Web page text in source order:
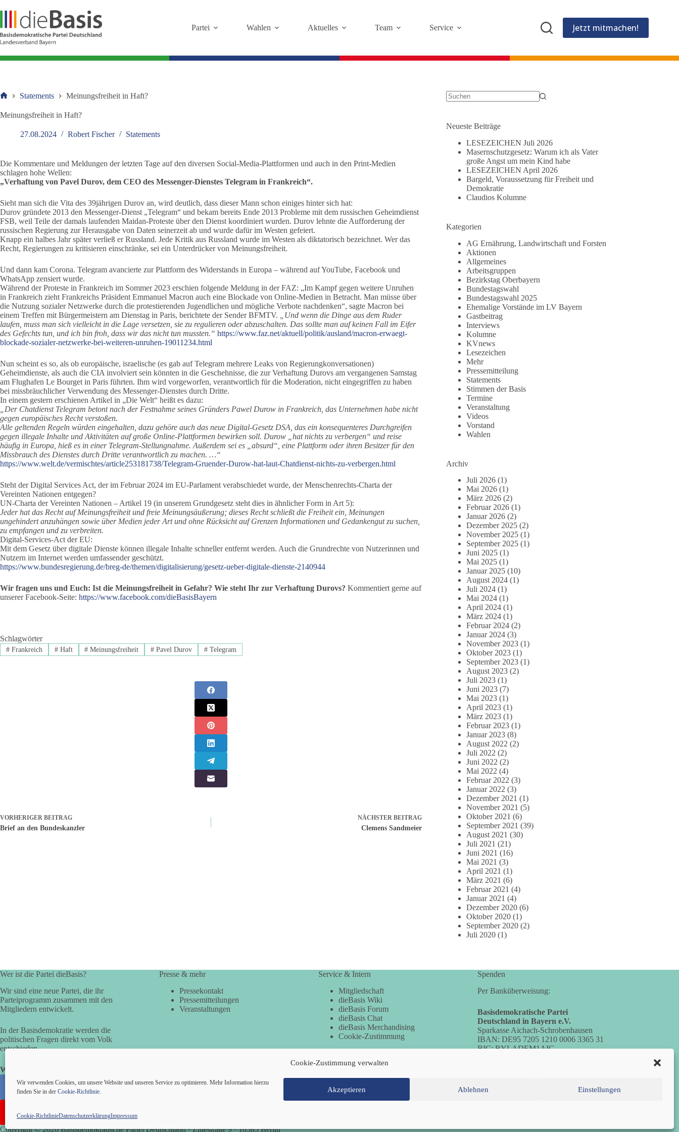
Cookie-Zustimmung verwalten
Wir verwenden Cookies, um unsere Website und unseren Service zu optimieren. Mehr Information hierzu
finden Sie in der Cookie-Richtlinie. Akzeptieren Ablehnen Einstellungen
Cookie-RichtlinieDatenschutzerklärungImpressum
Inhalt
springen
Partei Wahlen Aktuelles Team Service Jetzt mitmachen!
Statements Meinungsfreiheit in Haft?
Meinungsfreiheit in Haft?
27.08.2024 Robert Fischer Statements
Die Kommentare und Meldungen der letzten Tage auf den diversen Social-Media-Plattformen und auch in den Print-Medien
schlagen hohe Wellen:
„Verhaftung von Pavel Durov, dem CEO des Messenger-Dienstes Telegram in Frankreich“.
Sieht man sich die Vita des 39jährigen Durov an, wird deutlich, dass dieser Mann schon einiges hinter sich hat:
Durov gründete 2013 den Messenger-Dienst „Telegram“ und bekam bereits Ende 2013 Probleme mit dem russischen Geheimdienst
FSB, weil Teile der damals laufenden Maidan-Proteste über den Dienst koordiniert wurden. Durov lehnte die Aufforderung der
russischen Regierung zur Herausgabe von Daten seinerzeit ab und wurde dafür im Westen gefeiert.
Knapp ein halbes Jahr später verließ er Russland. Jede Kritik aus Russland wurde im Westen als diktatorisch bezeichnet. Wer das
Recht, Regierungen zu kritisieren einschränke, sei ein Unterdrücker von Meinungsfreiheit.
Und dann kam Corona. Telegram avancierte zur Plattform des Widerstands in Europa – während auf YouTube, Facebook und
WhatsApp zensiert wurde.
Während der Proteste in Frankreich im Sommer 2023 erschien folgende Meldung in der FAZ: „Im Kampf gegen weitere Unruhen
in Frankreich zieht Frankreichs Präsident Emmanuel Macron auch eine Blockade von Online-Medien in Betracht. Man müsse über
die Nutzung sozialer Netzwerke durch die protestierenden Jugendlichen und mögliche Verbote nachdenken“, sagte Macron bei
einem Treffen mit Bürgermeistern am Dienstag in Paris, berichtete der Sender BFMTV.
„Und wenn die Dinge aus dem Ruder
laufen, muss man sich vielleicht in die Lage versetzen, sie zu regulieren oder abzuschalten. Das sollte man auf keinen Fall im Eifer
des Gefechts tun, und ich bin froh, dass wir das nicht tun mussten.“ https://www.faz.net/aktuell/politik/ausland/macron-erwaegt-
blockade-sozialer-netzwerke-bei-weiteren-unruhen-19011234.html
Nun scheint es so, als ob europäische, israelische (es gab auf Telegram mehrere Leaks von Regierungkonversationen)
Geheimdienste, als auch die CIA involviert sein könnten in die Geschehnisse, die zur Verhaftung Durovs am vergangenen Samstag
am Flughafen Le Bourget in Paris führten. Ihm wird vorgeworfen, verantwortlich für die Moderation, nicht eingegriffen zu haben
bei missbräuchlicher Verwendung des Messenger-Dienstes durch Dritte.
In einem gestern erschienen Artikel in „Die Welt“ heißt es dazu:
„Der Chatdienst Telegram betont nach der Festnahme seines Gründers Pawel Durow in Frankreich, das Unternehmen habe nicht
gegen europäisches Recht verstoßen.
Alle geltenden Regeln würden eingehalten, dazu gehöre auch das neue Digital-Gesetz DSA, das ein konsequenteres Durchgreifen
gegen illegale Inhalte und Aktivitäten auf große Online-Plattformen bewirken soll. Durow „hat nichts zu verbergen“ und reise
häufig in Europa, hieß es in einer Telegram-Stellungnahme. Außerdem sei es „absurd“, eine Plattform oder ihren Besitzer für den
Missbrauch des Dienstes durch Dritte verantwortlich zu machen. …“
https://www.welt.de/vermischtes/article253181738/Telegram-Gruender-Durow-hat-laut-Chatdienst-nichts-zu-verbergen.html
Steht der Digital Services Act, der im Februar 2024 im EU-Parlament verabschiedet wurde, der Menschenrechts-Charta der
Vereinten Nationen entgegen?
UN-Charta der Vereinten Nationen – Artikel 19 (in unserem Grundgesetz steht dies in ähnlicher Form in Art 5):
Jeder hat das Recht auf Meinungsfreiheit und freie Meinungsäußerung; dieses Recht schließt die Freiheit ein, Meinungen
ungehindert anzuhängen sowie über Medien jeder Art und ohne Rücksicht auf Grenzen Informationen und Gedankengut zu suchen,
zu empfangen und zu verbreiten.
Digital-Services-Act der EU:
Mit dem Gesetz über digitale Dienste können illegale Inhalte schneller entfernt werden. Auch die Grundrechte von Nutzerinnen und
Nutzern im Internet werden umfassender geschützt.
https://www.bundesregierung.de/breg-de/themen/digitalisierung/gesetz-ueber-digitale-dienste-2140944
Wir fragen uns und Euch: Ist die Meinungsfreiheit in Gefahr? Wie steht Ihr zur Verhaftung Durovs? Kommentiert gerne auf
unserer Facebook-Seite: https://www.facebook.com/dieBasisBayern
Schlagwörter
#Frankreich #Haft # Meinungsfreiheit # Pavel Durov # Telegram
VORHERIGER BEITRAG
Brief an den Bundeskanzler
NÄCHSTER BEITRAG
Clemens Sandmeier
Neueste Beiträge
LESEZEICHEN Juli 2026
Masernschutzgesetz: Warum ich als Vater
große Angst um mein Kind habe
LESEZEICHEN April 2026
Bargeld, Voraussetzung für Freiheit und
Demokratie
Claudios Kolumne
Kategorien
AG Ernährung, Landwirtschaft und Forsten
Aktionen
Allgemeines
Arbeitsgruppen
Bezirkstag Oberbayern
Bundestagswahl
Bundestagswahl 2025
Ehemalige Vorstände im LV Bayern
Gastbeitrag
Interviews
Kolumne
KVnews
Lesezeichen
Mehr
Pressemitteilung
Statements
Stimmen der Basis
Termine
Veranstaltung
Videos
Vorstand
Wahlen
Archiv
Juli 2026 (1)
Mai 2026 (1)
März 2026 (2)
Februar 2026 (1)
Januar 2026 (2)
Dezember 2025 (2)
November 2025 (1)
September 2025 (1)
Juni 2025 (1)
Mai 2025 (1)
Januar 2025 (10)
August 2024 (1)
Juli 2024 (1)
Mai 2024 (1)
April 2024 (1)
März 2024 (1)
Februar 2024 (2)
Januar 2024 (3)
November 2023 (1)
Oktober 2023 (1)
September 2023 (1)
August 2023 (2)
Juli 2023 (1)
Juni 2023 (7)
Mai 2023 (1)
April 2023 (1)
März 2023 (1)
Februar 2023 (1)
Januar 2023 (8)
August 2022 (2)
Juli 2022 (2)
Juni 2022 (2)
Mai 2022 (4)
Februar 2022 (3)
Januar 2022 (3)
Dezember 2021 (1)
November 2021 (5)
Oktober 2021 (6)
September 2021 (39)
August 2021 (30)
Juli 2021 (21)
Juni 2021 (16)
Mai 2021 (3)
April 2021 (1)
März 2021 (6)
Februar 2021 (4)
Januar 2021 (4)
Dezember 2020 (6)
Oktober 2020 (1)
September 2020 (2)
Juli 2020 (1)
Wer ist die Partei dieBasis?
Wir sind eine neue Partei, die ihr
Parteiprogramm zusammen mit den
Mitgliedern entwickelt.
In der Basisdemokratie werden die
politischen Fragen direkt vom Volk
entschieden.
Wir alle sind die Basis!
Presse & mehr
Pressekontakt
Pressemitteilungen
Veranstaltungen
Service & Intern
Mitgliedschaft
dieBasis Wiki
dieBasis Forum
dieBasis Chat
dieBasis Merchandising
Cookie-Zustimmung
Spenden
Per Banküberweisung:
Basisdemokratische Partei
Deutschland in Bayern e.V.
Sparkasse Aichach-Schrobenhausen
IBAN: DE95 7205 1210 0006 3365 31
BIC: BYLADEM1AIC
Mitglied werden Kontakt Cookie-Richtlinie (EU)
Copyright © 2026 Basisdemokratische Partei Deutschland · Zillestraße 9 · 10585 Berlin